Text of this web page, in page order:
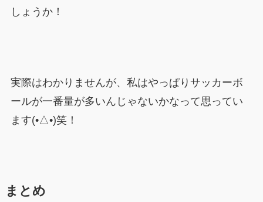
しょうか！
実際はわかりませんが、私はやっぱりサッカーボ
ールが一番量が多いんじゃないかなって思ってい
ます(•△•)笑！
まとめ